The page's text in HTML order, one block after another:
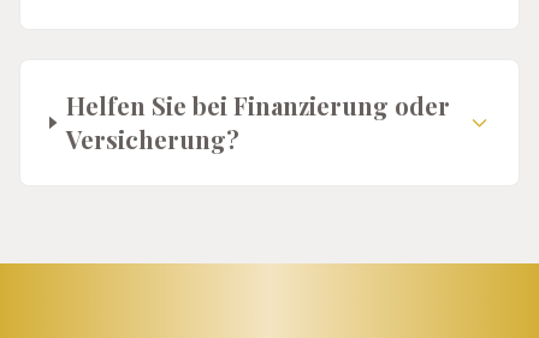
Helfen Sie bei Finanzierung oder
Versicherung?